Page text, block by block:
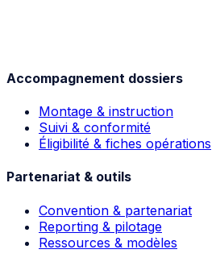
Accompagnement dossiers
Montage & instruction
Suivi & conformité
Éligibilité & fiches opérations
Partenariat & outils
Convention & partenariat
Reporting & pilotage
Ressources & modèles